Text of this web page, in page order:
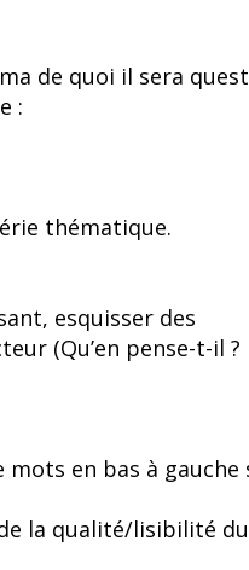
de quoi il sera
:
thématique.
esquisser des
(Qu’en pense-t-il ?
en bas à gauche
la qualité/lisibilité du